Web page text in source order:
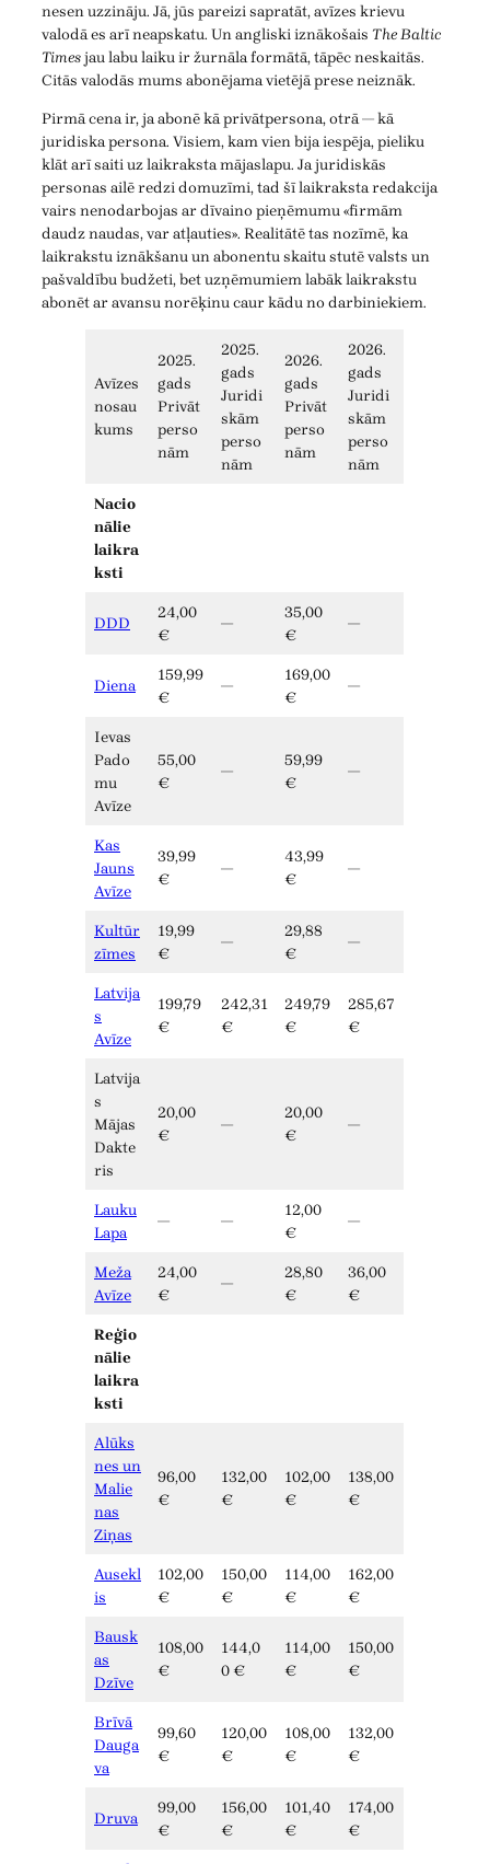
nesen uzzināju. Jā, jūs pareizi sapratāt, avīzes krievu
valodā es arī neapskatu. Un angliski iznākošais The Baltic
Timesjau labu laiku ir žurnāla formātā, tāpēc neskaitās.
Citās valodās mums abonējama vietējā prese neiznāk.
Pirmā cena ir, ja abonē kā privātpersona, otrā — kā
juridiska persona. Visiem, kam vien bija iespēja, pieliku
klāt arī saiti uz laikraksta mājaslapu. Ja juridiskās
personas ailē redzi domuzīmi, tad šī laikraksta redakcija
vairs nenodarbojas ar dīvaino pieņēmumu «firmām
daudz naudas, var atļauties». Realitātē tas nozīmē, ka
laikrakstu iznākšanu un abonentu skaitu stutē valsts un
pašvaldību budžeti, bet uzņēmumiem labāk laikrakstu
abonēt ar avansu norēķinu caur kādu no darbiniekiem.
Avīzes
nosau
kums
2025.
gads
Privāt
perso
nām
2025.
gads
Juridi
skām
perso
nām
2026.
gads
Privāt
perso
nām
2026.
gads
Juridi
skām
perso
nām
Nacio
nālie
laikra
ksti
DDD
24,00
€
—
35,00
€
—
Diena
159,99
€
—
169,00
€
—
Ievas
Pado
mu
Avīze
55,00
€
—
59,99
€
—
Kas
Jauns
Avīze
39,99
€
—
43,99
€
—
Kultūr
zīmes
19,99
€
—
29,88
€
—
Latvija
s
Avīze
199,79
€
242,31
€
249,79
€
285,67
€
Latvija
s
Mājas
Dakte
ris
20,00
€
—
20,00
€
—
Lauku
Lapa
— —
12,00
€
—
Meža
Avīze
24,00
€
—
28,80
€
36,00
€
Reģio
nālie
laikra
ksti
Alūks
nes un
Malie
nas
Ziņas
96,00
€
132,00
€
102,00
€
138,00
€
Ausekl
is
102,00
€
150,00
€
114,00
€
162,00
€
Bausk
as
Dzīve
108,00
€
144,0
0 €
114,00
€
150,00
€
Brīvā
Dauga
va
99,60
€
120,00
€
108,00
€
132,00
€
Druva
99,00
€
156,00
€
101,40
€
174,00
€